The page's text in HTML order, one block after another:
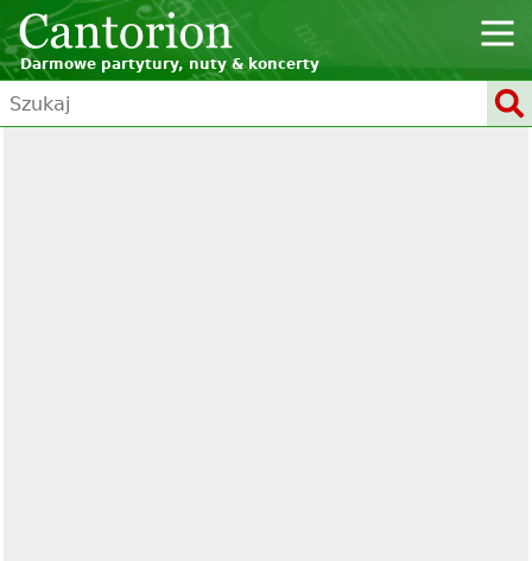
Darmowe partytury, nuty & koncerty